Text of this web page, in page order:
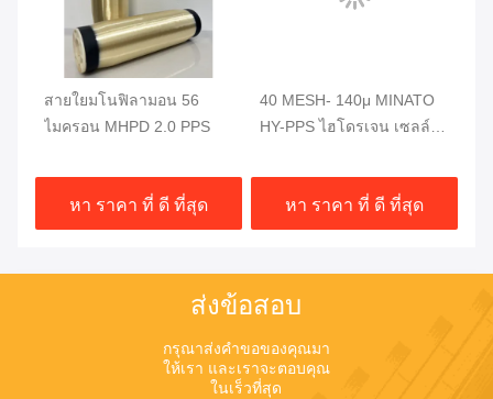
สายใยมโนฟิลามอน 56
ไมครอน MHPD 2.0 PPS
หา ราคา ที่ ดี ที่สุด
40 MESH- 140μ MINATO
HY-PPS ไฮโดรเจน เซลล์เอ
หา ราคา ที่ ดี ที่สุด
ส่งข้อสอบ
กรุณาส่งคําขอของคุณมา
ให้เรา และเราจะตอบคุณ
ในเร็วที่สุด